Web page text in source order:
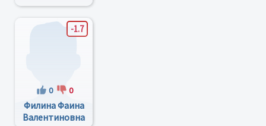
Александрович
-1.7
0 0
Филина Фаина
Валентиновна